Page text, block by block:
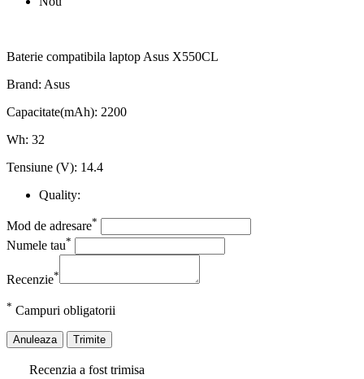
Baterie compatibila laptop Asus X550CL
Brand: Asus
Capacitate(mAh): 2200
Wh: 32
Tensiune (V): 14.4
Quality:
Mod de adresare*
Numele tau*
Recenzie*
* Campuri obligatorii
Anuleaza Trimite
Recenzia a fost trimisa